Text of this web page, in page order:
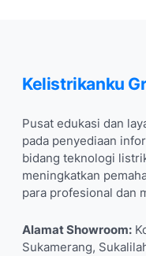
Kelistrikanku
Pusat edukasi dan
pada penyediaan
bidang teknologi
meningkatkan
para profesional dan
Alamat Showroom:
Sukamerang,